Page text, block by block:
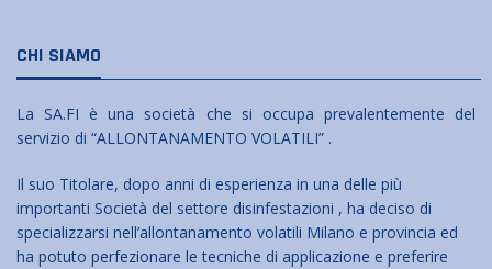
CHI SIAMO
La SA.FI è una società che si occupa prevalentemente del
servizio di “ALLONTANAMENTO VOLATILI” .
Il suo Titolare, dopo anni di esperienza in una delle più
importanti Società del settore disinfestazioni , ha deciso di
specializzarsi nell’allontanamento volatili Milano e provincia ed
ha potuto perfezionare le tecniche di applicazione e preferire